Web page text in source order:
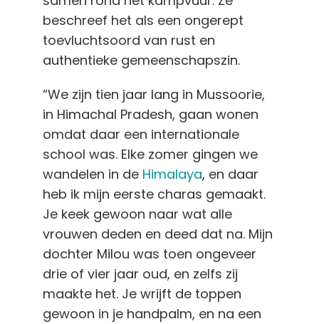
beschreef het als een ongerept
toevluchtsoord van rust en
authentieke gemeenschapszin.
“We zijn tien jaar lang in Mussoorie,
in Himachal Pradesh, gaan wonen
omdat daar een internationale
school was. Elke zomer gingen we
wandelen in de Himalaya, en daar
heb ik mijn eerste charas gemaakt.
Je keek gewoon naar wat alle
vrouwen deden en deed dat na. Mijn
dochter Milou was toen ongeveer
drie of vier jaar oud, en zelfs zij
maakte het. Je wrijft de toppen
gewoon in je handpalm, en na een